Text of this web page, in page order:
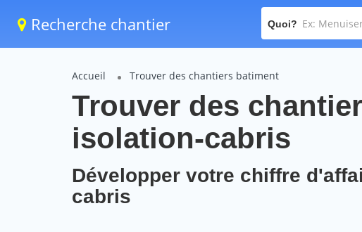
Recherche chantier Quoi?
Accueil Trouver des chantiers batiment
Trouver des
isolation-cabris
Développer votre chiffre
cabris